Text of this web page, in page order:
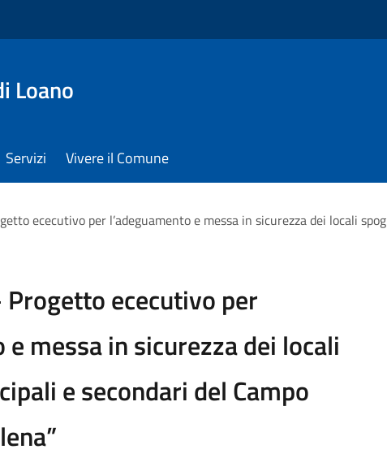
Loano
Servizi Vivere il Comune
ececutivo per l’adeguamento e messa in sicurezza dei locali
ececutivo per
e messa in sicurezza dei locali
e secondari del Campo